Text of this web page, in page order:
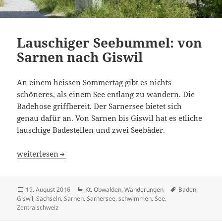
Lauschiger Seebummel: von
Sarnen nach Giswil
An einem heissen Sommertag gibt es nichts
schöneres, als einem See entlang zu wandern. Die
Badehose griffbereit. Der Sarnersee bietet sich
genau dafür an. Von Sarnen bis Giswil hat es etliche
lauschige Badestellen und zwei Seebäder.
Lauschiger Seebummel: von Sarnen nach Giswil
weiterlesen
Veröffentlicht
am
19. August 2016 Kategorien
Kt. Obwalden,Wanderungen Schlagwörter
Baden,
Giswil,Sachseln,Sarnen,Sarnersee,schwimmen,See,
Zentralschweiz